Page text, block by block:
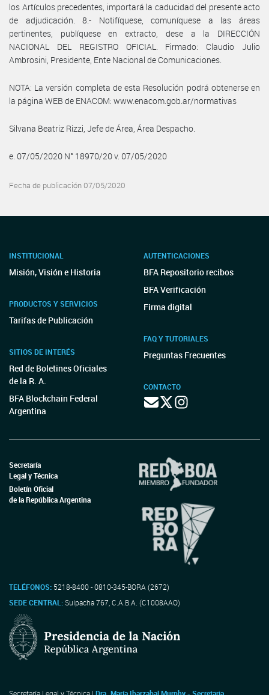
los Artículos precedentes, importará la caducidad del presente acto
de adjudicación. 8.- Notifíquese, comuníquese a las áreas
pertinentes, publíquese en extracto, dese a la DIRECCIÓN
NACIONAL DEL REGISTRO OFICIAL. Firmado: Claudio Julio
Ambrosini, Presidente, Ente Nacional de Comunicaciones.
NOTA: La versión completa de esta Resolución podrá obtenerse en
la página WEB de ENACOM: www.enacom.gob.ar/normativas
Silvana Beatriz Rizzi, Jefe de Área, Área Despacho.
e. 07/05/2020 N° 18970/20 v. 07/05/2020
Fecha de publicación 07/05/2020
INSTITUCIONAL
Misión, Visión e Historia
PRODUCTOS Y SERVICIOS
Tarifas de Publicación
SITIOS DE INTERÉS
Red de Boletines Oficiales
de la R. A.
BFA Blockchain Federal
Argentina
AUTENTICACIONES
BFA Repositorio recibos
BFA Verificación
Firma digital
FAQ Y TUTORIALES
Preguntas Frecuentes
CONTACTO
Secretaría
Legal y Técnica
Boletín Oficial
de la República Argentina
TELÉFONOS: 5218-8400 - 0810-345-BORA (2672)
SEDE CENTRAL:Suipacha 767, C.A.B.A. (C1008AAO)